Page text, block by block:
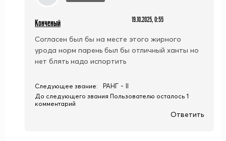
Конченый 19.10.2025, 0:55
Согласен был бы на месте этого жирного
урода норм парень был бы отличный ханты но
нет блять надо испортить
Следующее звание: РАНГ - II
До следующего звания Пользователю осталось 1
комментарий
Ответить